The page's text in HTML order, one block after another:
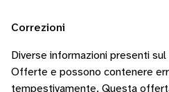
Correzioni
Diverse informazioni presenti
Offerte e possono contenere
tempestivamente. Questa